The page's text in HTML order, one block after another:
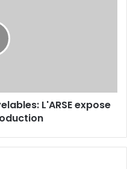
L'ARSE expose